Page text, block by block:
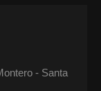
- Santa